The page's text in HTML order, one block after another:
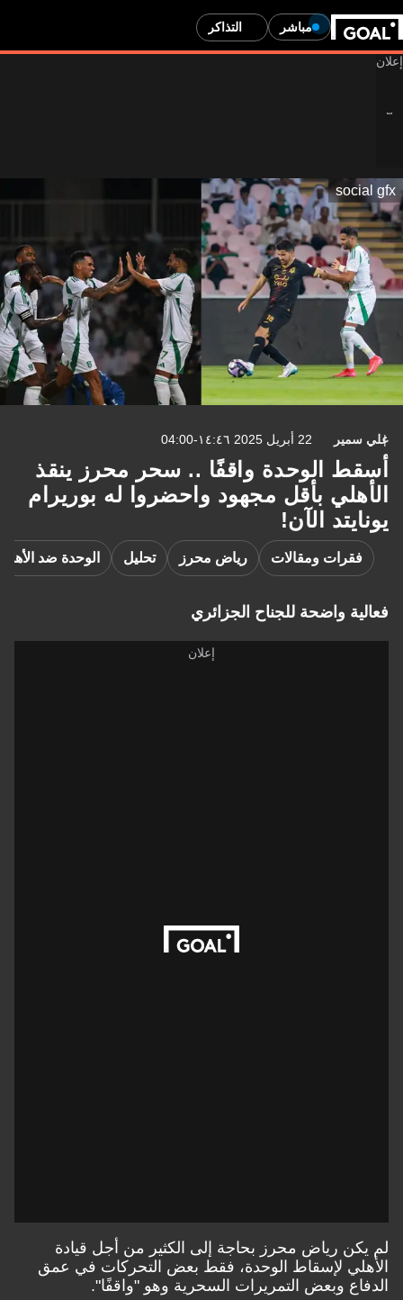
مباشر التذاكر
social gfx
علي سمير 22 أبريل 2025 ١٤:٤٦-04:00
أسقط الوحدة واقفًا .. سحر محرز ينقذ
الأهلي بأقل مجهود واحضروا له بوريرام
يونايتد الآن!
فقرات ومقالات رياض محرز تحليل الوحدة ضد الأهلي
فعالية واضحة للجناح الجزائري
لم يكن رياض محرز بحاجة إلى الكثير من أجل قيادة
الأهلي لإسقاط الوحدة، فقط بعض التحركات في عمق
الدفاع وبعض التمريرات السحرية وهو "واقفًا".